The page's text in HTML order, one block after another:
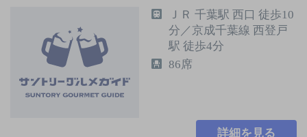
ＪＲ 千葉駅 西口 徒歩10
分／京成千葉線 西登戸
駅 徒歩4分
86席
詳細を見る